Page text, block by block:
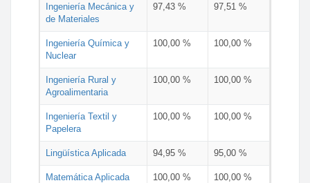
Ingeniería Mecánica y
de Materiales
97,43 % 97,51 %
Ingeniería Química y
Nuclear
100,00 % 100,00 %
Ingeniería Rural y
Agroalimentaria
100,00 % 100,00 %
Ingeniería Textil y
Papelera
100,00 % 100,00 %
Lingüística Aplicada 94,95 % 95,00 %
Matemática Aplicada 100,00 % 100,00 %